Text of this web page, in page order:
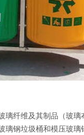
璃纤维及其制品（玻
璃钢垃圾桶和模压玻